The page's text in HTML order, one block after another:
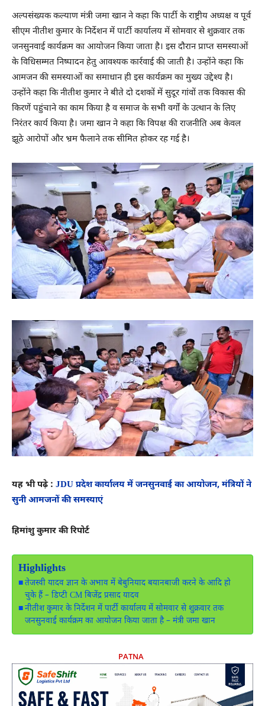
अल्पसंख्यक कल्याण मंत्री जमा खान ने कहा कि पार्टी के राष्ट्रीय अध्यक्ष व पूर्व
सीएम नीतीश कुमार के निर्देशन में पार्टी कार्यालय में सोमवार से शुक्रवार तक
जनसुनवाई कार्यक्रम का आयोजन किया जाता है। इस दौरान प्राप्त समस्याओं
के विधिसम्मत निष्पादन हेतु आवश्यक कार्रवाई की जाती है। उन्होंने कहा कि
आमजन की समस्याओं का समाधान ही इस कार्यक्रम का मुख्य उद्देश्य है।
उन्होंने कहा कि नीतीश कुमार ने बीते दो दशकों में सुदूर गांवों तक विकास की
किरणें पहुंचाने का काम किया है व समाज के सभी वर्गों के उत्थान के लिए
निरंतर कार्य किया है। जमा खान ने कहा कि विपक्ष की राजनीति अब केवल
झूठे आरोपों और भ्रम फैलाने तक सीमित होकर रह गई है।
यह भी पढ़े : JDU प्रदेश कार्यालय में जनसुनवाई का आयोजन, मंत्रियों ने
सुनी आमजनों की समस्याएं
हिमांशु कुमार की रिपोर्ट
Highlights
तेजस्वी यादव ज्ञान के अभाव में बेबुनियाद बयानबाजी करने के आदि हो
चुके हैं – डिप्टी CM बिजेंद्र प्रसाद यादव
नीतीश कुमार के निर्देशन में पार्टी कार्यालय में सोमवार से शुक्रवार तक
जनसुनवाई कार्यक्रम का आयोजन किया जाता है – मंत्री जमा खान
PATNA